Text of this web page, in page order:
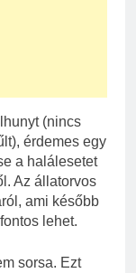
(nincs
érdemes egy
a halálesetet
Az állatorvos
ami később
lehet.
sorsa. Ezt